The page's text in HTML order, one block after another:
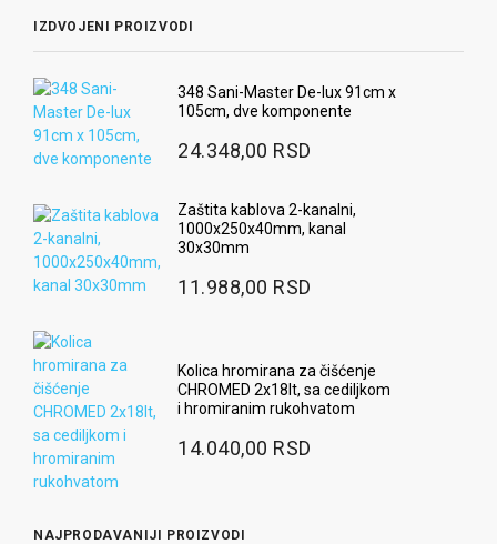
IZDVOJENI PROIZVODI
348 Sani-Master De-lux 91cm x
105cm, dve komponente
24.348,00 RSD
Zaštita kablova 2-kanalni,
1000x250x40mm, kanal
30x30mm
11.988,00 RSD
Kolica hromirana za čišćenje
CHROMED 2x18lt, sa cediljkom
i hromiranim rukohvatom
14.040,00 RSD
NAJPRODAVANIJI PROIZVODI